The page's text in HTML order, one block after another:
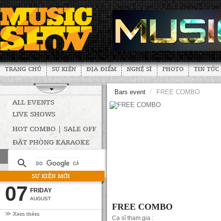
TRANG CHỦ SỰ KIỆN ĐỊA ĐIỂM NGHỆ SĨ PHOTO TIN TỨC
ALL EVENTS
LIVE SHOWS
HOT COMBO | SALE OFF
ĐẶT PHÒNG KARAOKE
SỰ KIỆN MỚI
07 FRIDAY
AUGUST
≫ Xem thêm
Bars event / FREE COMBO
FREE COMBO
Ca sĩ tham gia :